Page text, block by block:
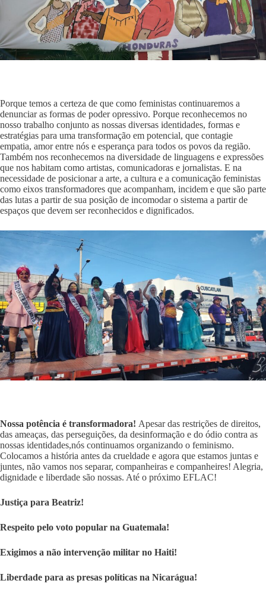
Porque temos a certeza de que como feministas continuaremos a
denunciar as formas de poder opressivo. Porque reconhecemos no
nosso trabalho conjunto as nossas diversas identidades, formas e
estratégias para uma transformação em potencial, que contagie
empatia, amor entre nós e esperança para todos os povos da região.
Também nos reconhecemos na diversidade de linguagens e expressões
que nos habitam como artistas, comunicadoras e jornalistas. E na
necessidade de posicionar a arte, a cultura e a comunicação feministas
como eixos transformadores que acompanham, incidem e que são parte
das lutas a partir de sua posição de incomodar o sistema a partir de
espaços que devem ser reconhecidos e dignificados.
Nossa potência é transformadora! Apesar das restrições de direitos,
das ameaças, das perseguições, da desinformação e do ódio contra as
nossas identidades,nós continuamos organizando o feminismo.
Colocamos a história antes da crueldade e agora que estamos juntas e
juntes, não vamos nos separar, companheiras e companheires! Alegria,
dignidade e liberdade são nossas. Até o próximo EFLAC!
Justiça para Beatriz!
Respeito pelo voto popular na Guatemala!
Exigimos a não intervenção militar no Haiti!
Liberdade para as presas políticas na Nicarágua!